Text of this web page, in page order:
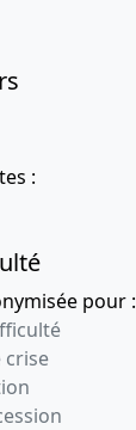
:
pour :
crise